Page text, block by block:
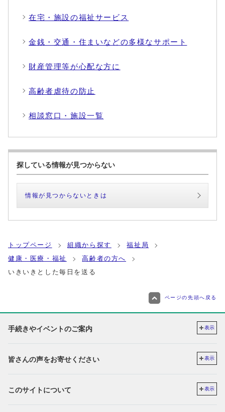
在宅・施設の福祉サービス
金銭・交通・住まいなどの多様なサポート
財産管理等が心配な方に
高齢者虐待の防止
相談窓口・施設一覧
探している情報が見つからない
情報が見つからないときは
トップページ 組織から探す
福祉局
健康・医療・福祉
高齢者の方へ
いきいきとした毎日を送る
ページの先頭へ戻る
手続きやイベントのご案内 表示
皆さんの声をお寄せください 表示
このサイトについて 表示